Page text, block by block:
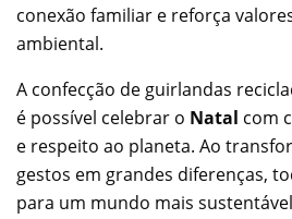
conexão familiar e reforça
ambiental.
A confecção de guirlandas
é possível celebrar o Natal com
e respeito ao planeta. Ao
gestos em grandes diferenças,
para um mundo mais